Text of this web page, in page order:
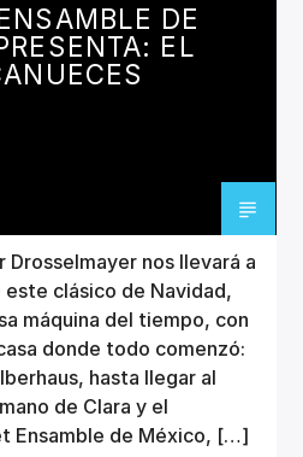
DE
EL
nos llevará a
clásico de Navidad,
máquina del tiempo, con
donde todo comenzó:
hasta llegar al
de Clara y el
Ensamble de México, […]